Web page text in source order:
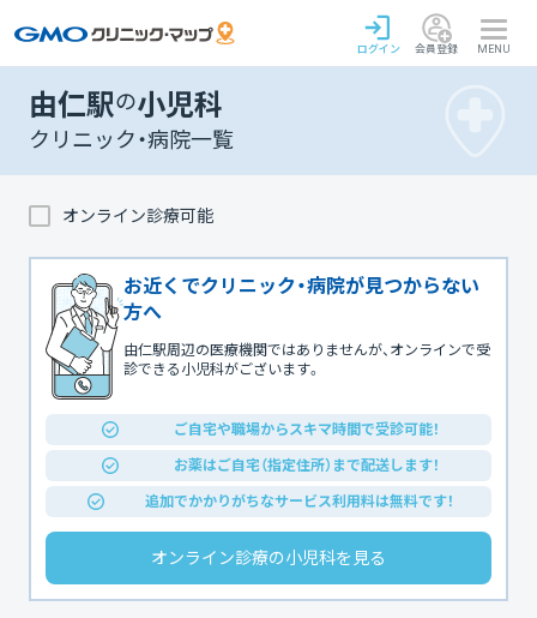
ログイン 会員登録 MENU
由仁駅の小児科
クリニック・病院一覧
オンライン診療可能
お近くでクリニック・病院が見つからない
方へ
由仁駅周辺の医療機関ではありませんが、オンラインで受
診できる小児科がございます。
ご自宅や職場からスキマ時間で受診可能！
お薬はご自宅（指定住所）まで配送します！
追加でかかりがちなサービス利用料は無料です！
オンライン診療の小児科を見る